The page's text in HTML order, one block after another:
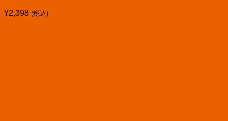
¥2,398 (税込)